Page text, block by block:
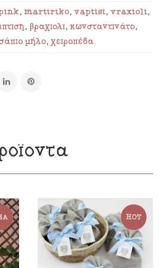
,martiriko,vaptisi,vraxioli,
, βραχιόλι,κωνσταντινάτο,
σάπιο μήλο,χειροπέδα.
HOT